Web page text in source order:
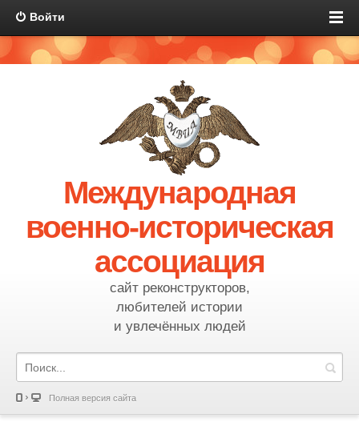
Войти
Международная
военно-историческая
ассоциация
сайт реконструкторов,
любителей истории
и увлечённых людей
Полная версия сайта